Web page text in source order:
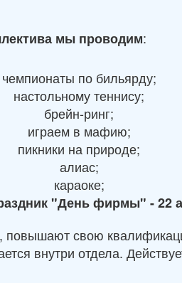
мы проводим:
чемпионаты по бильярду;
настольному теннису;
брейн-ринг;
играем в мафию;
пикники на природе;
алиас;
караоке;
"День фирмы" - 22
свою
внутри отдела.